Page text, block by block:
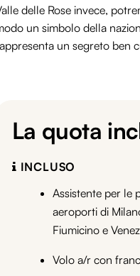
delle Rose invece,
un simbolo della
un segreto ben
La quota
INCLUSO
Assistente per le
aeroporti di
Fiumicino e
Volo a/r con